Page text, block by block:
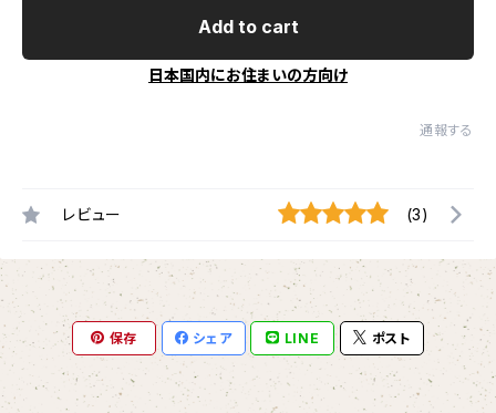
Add to cart
日本国内にお住まいの方向け
通報する
レビュー (3)
保存 シェア LINE ポスト